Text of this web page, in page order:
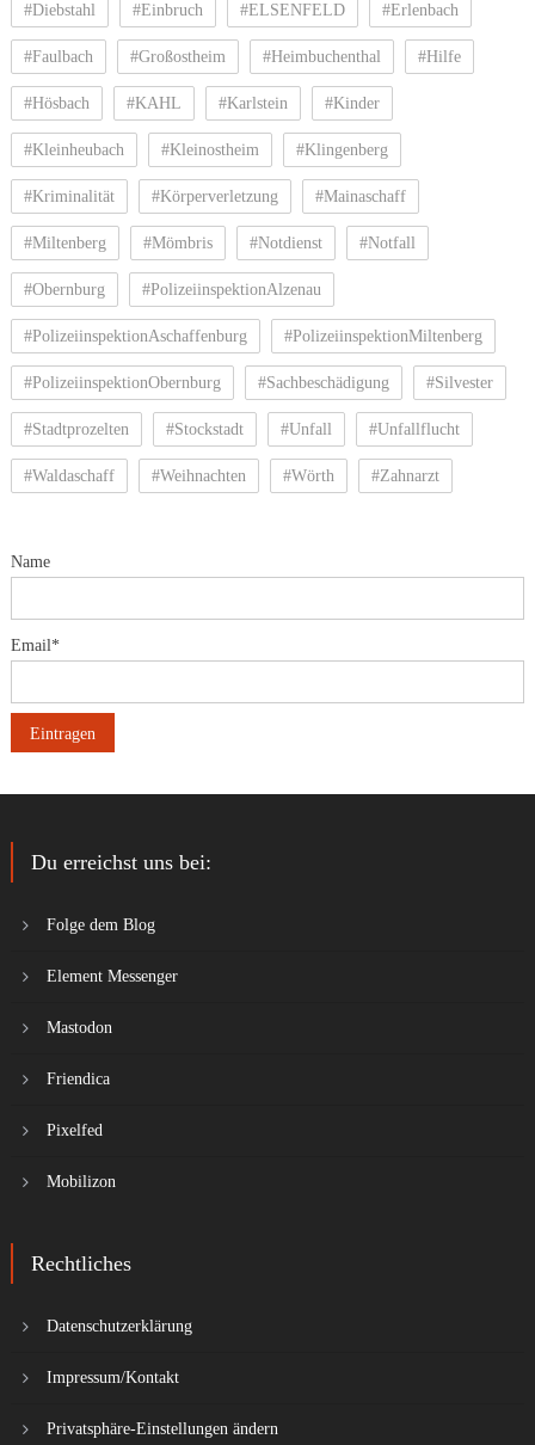
#Diebstahl #Einbruch #ELSENFELD #Erlenbach
#Faulbach #Großostheim #Heimbuchenthal #Hilfe
#Hösbach #KAHL #Karlstein #Kinder
#Kleinheubach #Kleinostheim #Klingenberg
#Kriminalität #Körperverletzung #Mainaschaff
#Miltenberg #Mömbris #Notdienst #Notfall
#Obernburg #PolizeiinspektionAlzenau
#PolizeiinspektionAschaffenburg #PolizeiinspektionMiltenberg
#PolizeiinspektionObernburg #Sachbeschädigung #Silvester
#Stadtprozelten #Stockstadt #Unfall #Unfallflucht
#Waldaschaff #Weihnachten #Wörth #Zahnarzt
Name
Email*
Du erreichst uns bei:
Folge dem Blog
Element Messenger
Mastodon
Friendica
Pixelfed
Mobilizon
Rechtliches
Datenschutzerklärung
Impressum/Kontakt
Privatsphäre-Einstellungen ändern